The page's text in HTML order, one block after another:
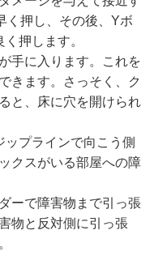
く押し、その後、Yボ
押します。
手に入ります。これを
きます。さっそく、ク
と、床に穴を開けられ
プラインで向こう側
クスがいる部屋への障
ーで障害物まで引っ張
物と反対側に引っ張